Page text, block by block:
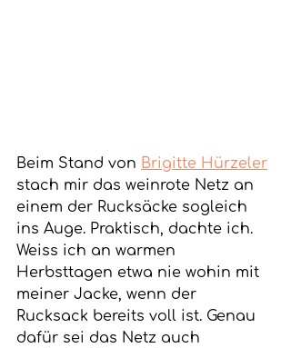
Beim Stand von Brigitte Hürzeler
stach mir das weinrote Netz an
einem der Rucksäcke sogleich
ins Auge. Praktisch, dachte ich.
Weiss ich an warmen
Herbsttagen etwa nie wohin mit
meiner Jacke, wenn der
Rucksack bereits voll ist. Genau
dafür sei das Netz auch